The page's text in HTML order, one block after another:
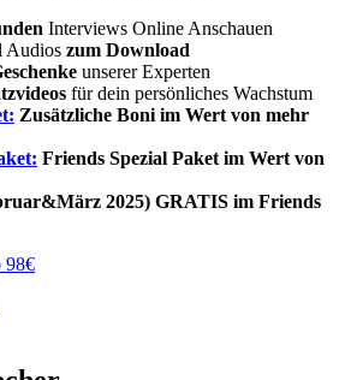
Interviews Online Anschauen
Audios zum Download
unserer Experten
für dein persönliches Wachstum
Zusätzliche Boni im Wert von mehr
Friends Spezial Paket im Wert von
2025) GRATIS im Friends
98€